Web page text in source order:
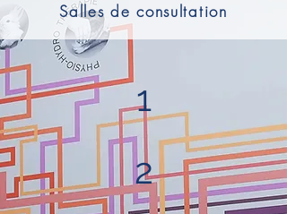
Salles de consultation
1
2